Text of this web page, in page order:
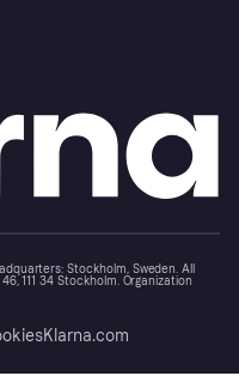
Stockholm, Sweden. All
111 34 Stockholm. Organization
Klarna.com